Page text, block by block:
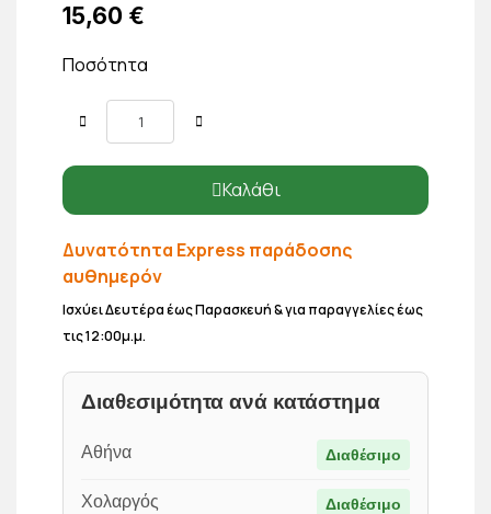
15,60 €
Ποσότητα
Καλάθι
Δυνατότητα Express παράδοσης
αυθημερόν
Ισχύει Δευτέρα έως Παρασκευή & για παραγγελίες έως
τις 12:00μ.μ.
Διαθεσιμότητα ανά κατάστημα
Αθήνα Διαθέσιμο
Χολαργός Διαθέσιμο